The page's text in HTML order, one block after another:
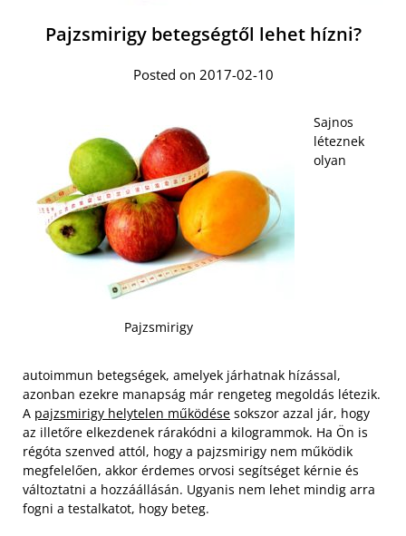
Pajzsmirigy betegségtől lehet hízni?
Posted on 2017-02-10
Pajzsmirigy
Sajnos
léteznek
olyan
autoimmun betegségek, amelyek járhatnak hízással,
azonban ezekre manapság már rengeteg megoldás létezik.
A pajzsmirigy helytelen működése sokszor azzal jár, hogy
az illetőre elkezdenek rárakódni a kilogrammok. Ha Ön is
régóta szenved attól, hogy a pajzsmirigy nem működik
megfelelően, akkor érdemes orvosi segítséget kérnie és
változtatni a hozzáállásán. Ugyanis nem lehet mindig arra
fogni a testalkatot, hogy beteg.